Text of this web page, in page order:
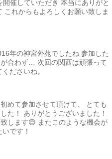
催していただき 本当にありがと
これからもよろしくお願い致しま
年の神宮外苑でしたね 参加した
合わず… 次回の関西は頑張って
ださいね。
めて参加させて頂けて、 とても
た！ ありがとうございました！
します😊 またこのような機会が
です！